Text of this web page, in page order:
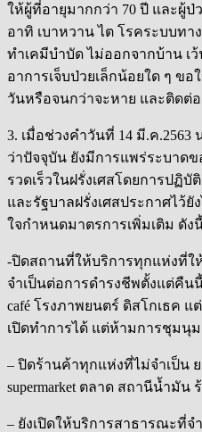
ให้ผู้ที่อายุมากกว่า 70 ปี และผู้ป่
อาทิ เบาหวาน ไต โรคระบบทา
ทำเคมีบำบัด ไม่ออกจากบ้าน เ
อาการเจ็บป่วยเล็กน้อยใด ๆ ขอ
วันหรือจนกว่าจะหาย และติดต่
3. เมื่อช่วงคำวันที่ 14 มี.ค.2563
ว่าปัจจุบัน ยังมีการแพร่ระบาด
รวดเร็วในฝรั่งเศสโดยการปฏิ
และรัฐบาลฝรั่งเศสประกาศไว้ยั
ใจกำหนดมาตรการเพิ่มเติม ดัง
-ปิดสถานที่ให้บริการทุกแห่งที่ใ
จำเป็นต่อการดำรงชีพตั้งแต่คืน
café โรงภาพยนตร์ ดิสโกเธค
เปิดทำการได้ แต่ห้ามการชุมนุ
– ปิดร้านค้าทุกแห่งที่ไม่จำเป็น
supermarket ตลาด สถานีน้ำมั
– ยังเปิดให้บริการสาธารณะที่จ